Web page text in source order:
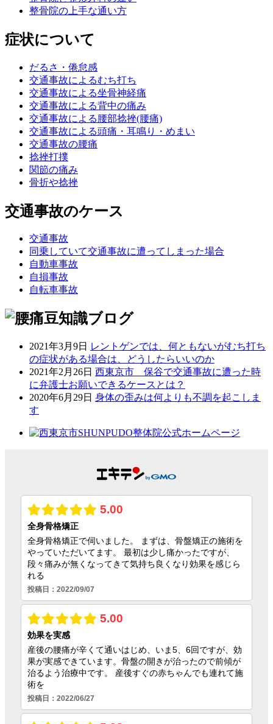
整骨院の上手な通い方
症状について
だるさ・倦怠感
交通事故によるむち打ち
交通事故による坐骨神経痛
交通事故による背中の痛み
交通事故による腰部捻挫(腰痛)
交通事故による頭痛・耳鳴り・めまい
交通事故の腰痛
捻挫打撲
関節の痛み
骨折や捻挫
交通事故のケース
交通事故
同乗していて交通事故に遭ってしまった場合
自動車事故
自損事故
自転車事故
2021年3月9日 レントゲンでは、何ともないがむち打ち
の症状がある場合は、どうしたらいいのか
2021年2月26日 西東京市 保谷で交通事故に遭った時
に弁護士お願いできるケースとは？
2020年6月29日 身体の歪みは何よりも不調を起こしま
す